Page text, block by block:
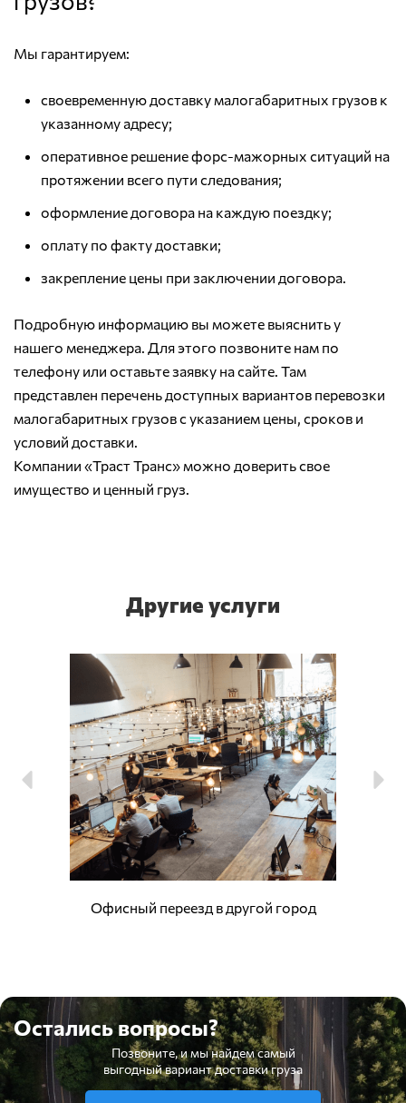
Мы гарантируем:
своевременную доставку малогабаритных грузов к
указанному адресу;
оперативное решение форс-мажорных ситуаций на
протяжении всего пути следования;
оформление договора на каждую поездку;
оплату по факту доставки;
закрепление цены при заключении договора.
Подробную информацию вы можете выяснить у
нашего менеджера. Для этого позвоните нам по
телефону или оставьте заявку на сайте. Там
представлен перечень доступных вариантов перевозки
малогабаритных грузов с указанием цены, сроков и
условий доставки.
Компании «Траст Транс» можно доверить свое
имущество и ценный груз.
Другие услуги
Офисный переезд в другой город
Остались вопросы?
Позвоните, и мы найдем самый
выгодный вариант доставки груза